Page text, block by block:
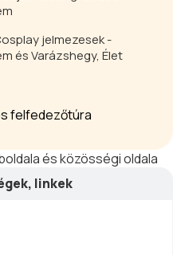
jelmezesek -
és Varázshegy, Élet
felfedezőtúra
és közösségi oldala
linkek